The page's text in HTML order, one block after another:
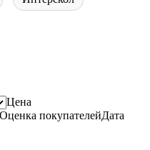
Цена
Оценка покупателейДата